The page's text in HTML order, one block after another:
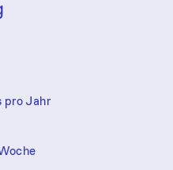
pro Jahr